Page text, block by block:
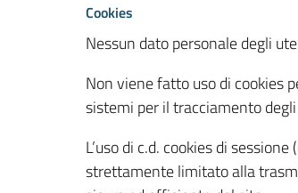
Cookies
Nessun dato personale degli
Non viene fatto uso di cookies
sistemi per il tracciamento
L’uso di c.d. cookies di
strettamente limitato alla